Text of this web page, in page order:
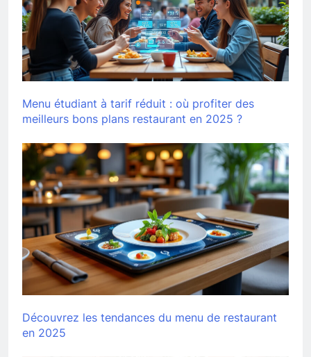
Menu étudiant à tarif réduit : où profiter des
meilleurs bons plans restaurant en 2025 ?
Découvrez les tendances du menu de restaurant
en 2025